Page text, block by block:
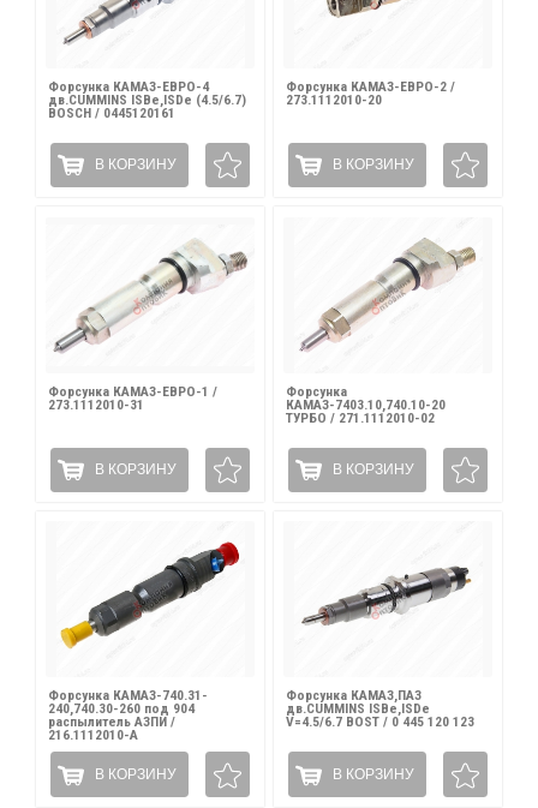
Форсунка КАМАЗ-ЕВРО-4
дв.CUMMINS ISBe,ISDe (4.5/6.7)
BOSCH / 0445120161
В КОРЗИНУ
Форсунка КАМАЗ-ЕВРО-2 /
273.1112010-20
В КОРЗИНУ
Форсунка КАМАЗ-ЕВРО-1 /
273.1112010-31
В КОРЗИНУ
Форсунка
КАМАЗ-7403.10,740.10-20
ТУРБО / 271.1112010-02
В КОРЗИНУ
Форсунка КАМАЗ-740.31-
240,740.30-260 под 904
распылитель АЗПИ /
216.1112010-А
В КОРЗИНУ
Форсунка КАМАЗ,ПАЗ
дв.CUMMINS ISBe,ISDe
V=4.5/6.7 BOST / 0 445 120 123
В КОРЗИНУ